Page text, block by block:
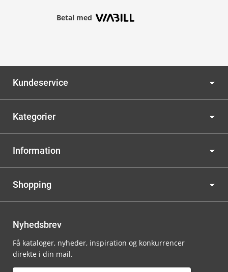
Betal med
Kundeservice
Kategorier
Information
Shopping
Nyhedsbrev
Få kataloger, nyheder, inspiration og konkurrencer
direkte i din mail.